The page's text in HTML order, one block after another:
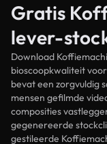
Gratis
lever-
Download
bioscoopkwaliteit
bevat een zorgvuldig
mensen gefilmde
composities
gegenereerde
gestileerde